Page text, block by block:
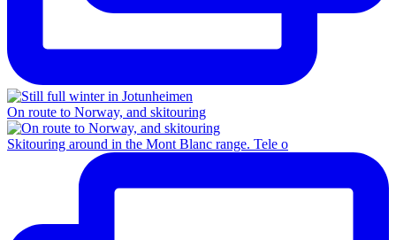
On route to Norway, and skitouring
Skitouring around in the Mont Blanc range. Tele o